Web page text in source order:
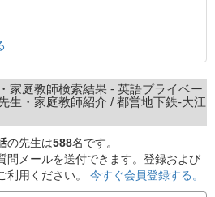
家庭教師検索結果 - 英語プライベー
生・家庭教師紹介 / 都営地下鉄-大江
の先生は588名です。
問メールを送付できます。登録および
利用ください。 今すぐ会員登録する。